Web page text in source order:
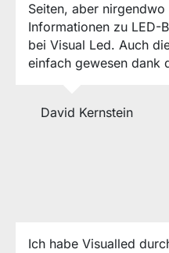
Seiten, aber
Informationen zu LED-
bei Visual Led. Auch
einfach gewesen dank
David Kernstein
Ich habe Visualled